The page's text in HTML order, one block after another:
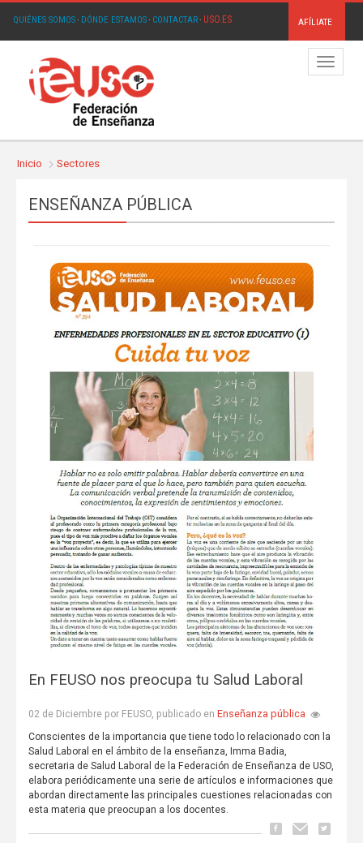
QUIÉNES SOMOS· DÓNDE ESTAMOS· CONTACTAR· USO.ES AFÍLIATE
Menú
Inicio Sectores
ENSEÑANZA PÚBLICA
En FEUSO nos preocupa tu Salud Laboral
02 de Diciembre por FEUSO, publicado en Enseñanza pública
Conscientes de la importancia que tiene todo lo relacionado con la
Salud Laboral en el ámbito de la enseñanza, Imma Badia,
secretaria de Salud Laboral de la Federación de Enseñanza de USO,
elabora periódicamente una serie de artículos e informaciones que
abordan directamente las principales cuestiones relacionadas con
esta materia que preocupan a los docentes.